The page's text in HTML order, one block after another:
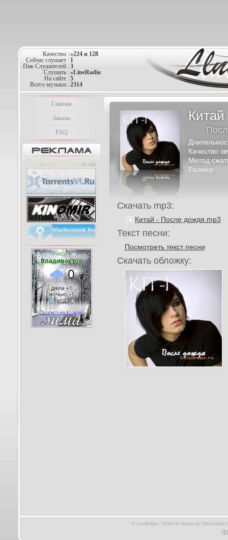
Качество :»224 и 128
Сейчас слушает : 1
Пик Слушателей :3
Слушать :»LineRadio
На сайте :5
Всего музыки :2314
Главная
Заказы
FAQ
Китай
Качество
Метод
Размер:
Скачать mp3:
Китай - После дождя.mp3
Текст песни:
Посмотреть текст песни
Скачать обложку:
© LineRadio | Made & design by Dmitrienko